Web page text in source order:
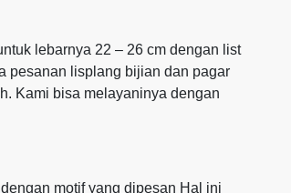
lebarnya 22 – 26 cm dengan list
pesanan lisplang bijian dan pagar
Kami bisa melayaninya dengan
motif yang dipesan Hal ini